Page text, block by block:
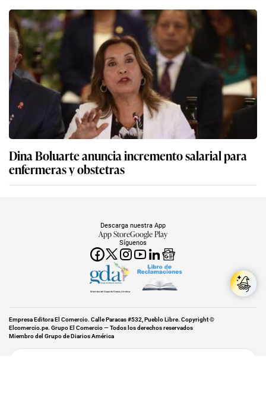
Dina Boluarte anuncia incremento salarial para
enfermeras y obstetras
Síguenos
Descarga nuestra App
App StoreGoogle Play
Miembro del Grupo de Diarios América
Empresa Editora El Comercio. Calle Paracas #532, Pueblo Libre. Copyright ©
Elcomercio.pe. Grupo El Comercio — Todos los derechos reservados
Miembro del Grupo de Diarios América